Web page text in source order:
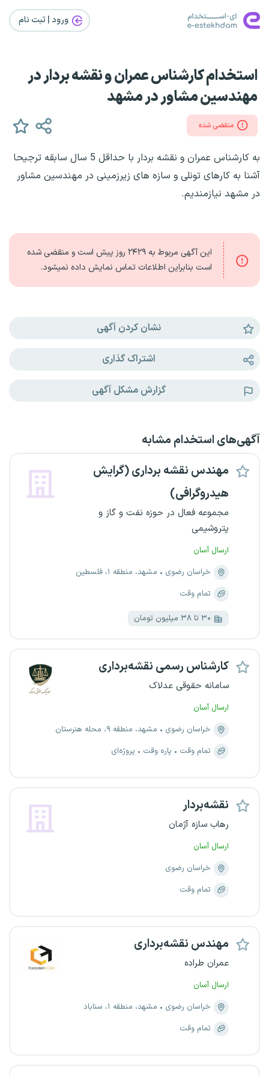
ورود | ثبت‌ نام
استخدام کارشناس عمران و نقشه بردار در
مهندسین مشاور در مشهد
منقضی شده
به کارشناس عمران و نقشه بردار با حداقل 5 سال سابقه ترجیحا
آشنا به کارهای تونلی و سازه های زیرزمینی در مهندسین مشاور
در مشهد نیازمندیم.
این آگهی مربوط به ۲۴۲۹ روز
پیش است و منقضی شده
است بنابراین اطلاعات تماس نمایش داده نمیشود.
نشان کردن آگهی
اشتراک گذاری
گزارش مشکل آگهی
آگهی‌های استخدام مشابه
مهندس نقشه برداری (گرایش
هیدروگرافی)
مجموعه فعال در حوزه نفت و گاز و
پتروشیمی
ارسال آسان
خراسان رضوی
مشهد، منطقه ۱، فلسطین
تمام وقت
۳۰ تا ۳۸ میلیون تومان
کارشناس رسمی نقشه‌برداری
سامانه حقوقی عدلاک
ارسال آسان
خراسان رضوی
مشهد، منطقه ۹، محله هنرستان
تمام وقت
پاره وقت پروژه‌ای
نقشه‌بردار
رهاب سازه آژمان
ارسال آسان
خراسان رضوی
تمام وقت
مهندس نقشه‌برداری
عمران طراده
ارسال آسان
خراسان رضوی
مشهد، منطقه ۱، سناباد
تمام وقت